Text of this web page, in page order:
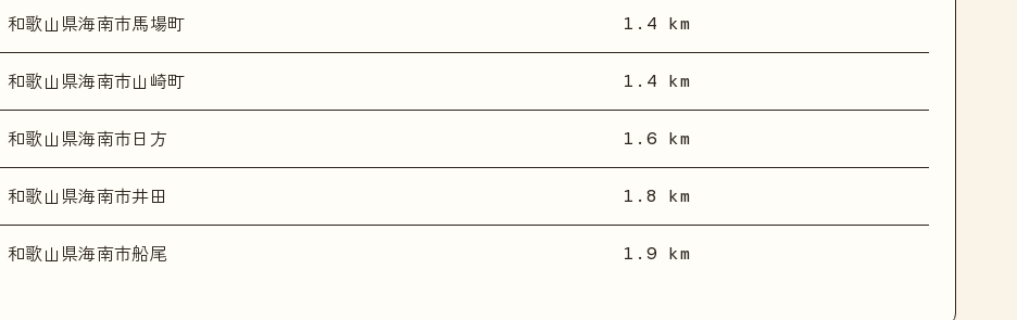
和歌山県海南市馬場町 1.4 km
和歌山県海南市山崎町 1.4 km
和歌山県海南市日方 1.6 km
和歌山県海南市井田 1.8 km
和歌山県海南市船尾 1.9 km